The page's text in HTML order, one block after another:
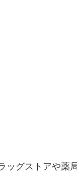
グストアや薬